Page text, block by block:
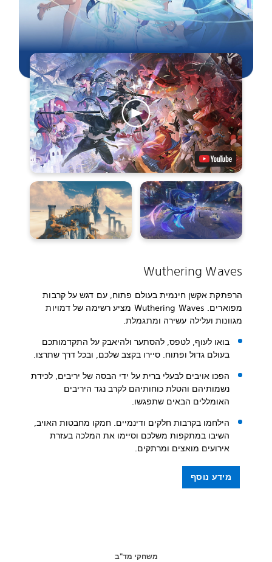
Wuthering Waves
הרפתקת אקשן חינמית בעולם פתוח, עם דגש על קרבות
מפוארים. Wuthering Waves מציע רשימה של דמויות
מגוונות ועלילה עשירה ומתגמלת.
בואו לעוף, לטפס, להסתער ולהיאבק על התקדמותכם
בעולם גדול ופתוח. סיירו בקצב שלכם, ובכל דרך שתרצו.
הפכו אויבים לבעלי ברית על ידי הבסה של יריבים, לכידת
נשמותיהם והטלת כוחותיהם לקרב נגד היריבים
האומללים הבאים שתפגשו.
הילחמו בקרבות חלקים ודינמיים. חמקו מחבטות האויב,
השיבו במתקפות משלכם וסיימו את המלכה בעזרת
אירועים מואצים ומרתקים.
מידע נוסף
משחקי מד"ב